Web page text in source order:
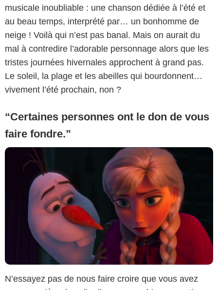
musicale inoubliable : une chanson dédiée à l’été et
au beau temps, interprété par… un bonhomme de
neige ! Voilà qui n’est pas banal. Mais on aurait du
mal à contredire l’adorable personnage alors que les
tristes journées hivernales approchent à grand pas.
Le soleil, la plage et les abeilles qui bourdonnent…
vivement l’été prochain, non ?
“Certaines personnes ont le don de vous
faire fondre.”
N’essayez pas de nous faire croire que vous avez